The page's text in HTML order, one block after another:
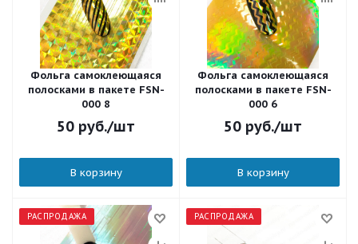
Фольга самоклеющаяся
полосками в пакете FSN-
000 8
50 руб./шт
В корзину
Фольга самоклеющаяся
полосками в пакете FSN-
000 6
50 руб./шт
В корзину
РАСПРОДАЖА РАСПРОДАЖА